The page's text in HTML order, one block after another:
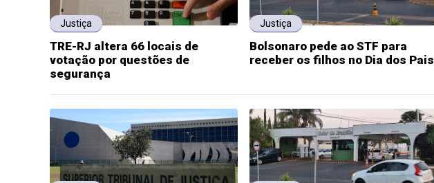
Justiça
TRE-RJ altera 66 locais de
votação por questões de
segurança
Justiça
Bolsonaro pede ao STF para
receber os filhos no Dia dos Pais